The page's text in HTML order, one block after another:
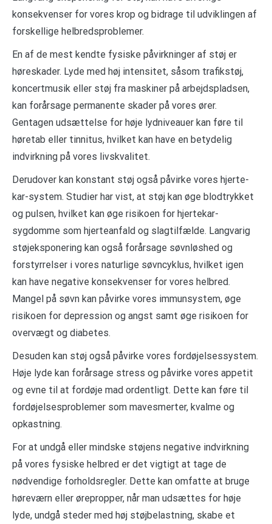
konsekvenser for vores krop og bidrage til udviklingen af
forskellige helbredsproblemer.
En af de mest kendte fysiske påvirkninger af støj er
høreskader. Lyde med høj intensitet, såsom trafikstøj,
koncertmusik eller støj fra maskiner på arbejdspladsen,
kan forårsage permanente skader på vores ører.
Gentagen udsættelse for høje lydniveauer kan føre til
høretab eller tinnitus, hvilket kan have en betydelig
indvirkning på vores livskvalitet.
Derudover kan konstant støj også påvirke vores hjerte-
kar-system. Studier har vist, at støj kan øge blodtrykket
og pulsen, hvilket kan øge risikoen for hjertekar-
sygdomme som hjerteanfald og slagtilfælde. Langvarig
støjeksponering kan også forårsage søvnløshed og
forstyrrelser i vores naturlige søvncyklus, hvilket igen
kan have negative konsekvenser for vores helbred.
Mangel på søvn kan påvirke vores immunsystem, øge
risikoen for depression og angst samt øge risikoen for
overvægt og diabetes.
Desuden kan støj også påvirke vores fordøjelsessystem.
Høje lyde kan forårsage stress og påvirke vores appetit
og evne til at fordøje mad ordentligt. Dette kan føre til
fordøjelsesproblemer som mavesmerter, kvalme og
opkastning.
For at undgå eller mindske støjens negative indvirkning
på vores fysiske helbred er det vigtigt at tage de
nødvendige forholdsregler. Dette kan omfatte at bruge
høreværn eller ørepropper, når man udsættes for høje
lyde, undgå steder med høj støjbelastning, skabe et